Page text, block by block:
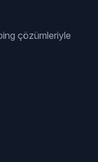
çözümleriyle